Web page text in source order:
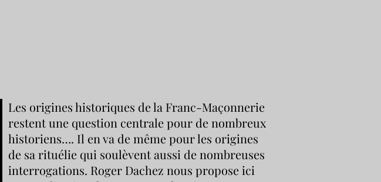
Les origines historiques de la Franc-Maçonnerie
restent une question centrale pour de nombreux
historiens…. Il en va de même pour les origines
de sa rituélie qui soulèvent aussi de nombreuses
interrogations. Roger Dachez nous propose ici